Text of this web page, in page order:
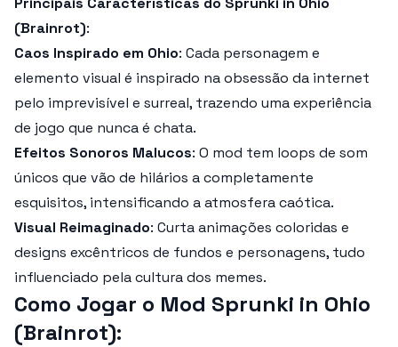
(Brainrot):
Caos Inspirado em Ohio: Cada personagem e
elemento visual é inspirado na obsessão da internet
pelo imprevisível e surreal, trazendo uma experiência
de jogo que nunca é chata.
Efeitos Sonoros Malucos: O mod tem loops de som
únicos que vão de hilários a completamente
esquisitos, intensificando a atmosfera caótica.
Visual Reimaginado: Curta animações coloridas e
designs excêntricos de fundos e personagens, tudo
influenciado pela cultura dos memes.
Como Jogar o Mod Sprunki in Ohio
(Brainrot):